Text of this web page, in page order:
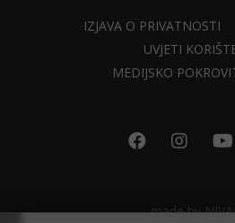
IZJAVA O PRIVATNOSTI
UVJETI
MEDIJSKO
made by